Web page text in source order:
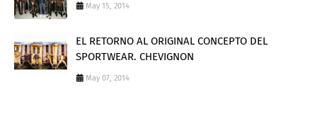
May 15, 2014
EL RETORNO AL ORIGINAL CONCEPTO DEL
SPORTWEAR. CHEVIGNON
May 07, 2014